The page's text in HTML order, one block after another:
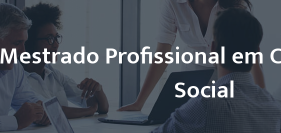
Mestrado Profissional em
Social